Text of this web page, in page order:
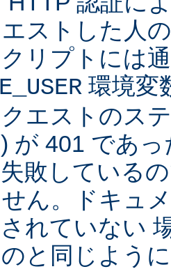
ストした人
リプトには
環境変
エストのス
が 401 であ
敗している
ん。ドキュ
れていない
と同じよう